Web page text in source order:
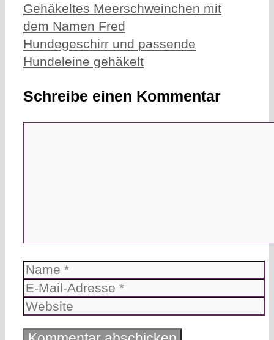
Gehäkeltes Meerschweinchen mit
dem Namen Fred
Hundegeschirr und passende
Hundeleine gehäkelt
Schreibe einen Kommentar
Name
E-
Mail-
Website